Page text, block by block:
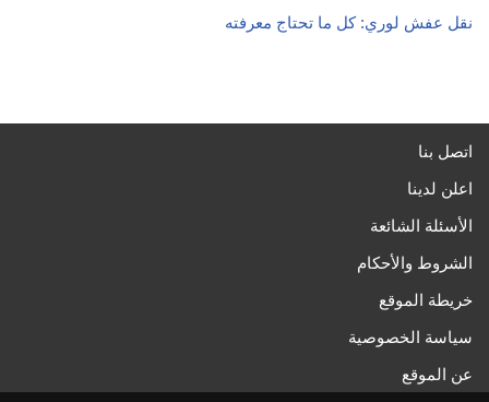
نقل عفش لوري: كل ما تحتاج معرفته
اتصل بنا
اعلن لدينا
الأسئلة الشائعة
الشروط والأحكام
خريطة الموقع
سياسة الخصوصية
عن الموقع